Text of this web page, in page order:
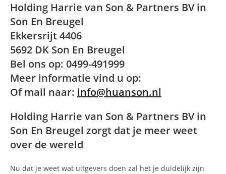
Holding Harrie van Son & Partners BV in
Son En Breugel
Ekkersrijt 4406
5692 DK Son En Breugel
Bel ons op: 0499-491999
Meer informatie vind u op:
Of mail naar: info@huanson.nl
Holding Harrie van Son & Partners BV in
Son En Breugel zorgt dat je meer weet
over de wereld
Nu dat je weet wat uitgevers doen zal het je duidelijk zijn